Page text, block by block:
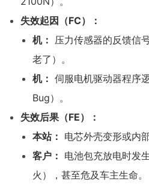
失效起因（FC）：
机： 压力传感器的反馈信
老了）。
机： 伺服电机驱动器程序
Bug）。
失效后果（FE）：
本站： 电芯外壳变形或内
客户： 电池包充放电时发
火），甚至危及车主生命。